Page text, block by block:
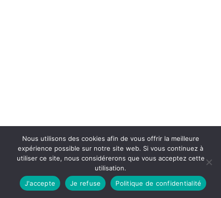
Nous utilisons des cookies afin de vous offrir la meilleure
expérience possible sur notre site web. Si vous continuez à
utiliser ce site, nous considérerons que vous acceptez cette
utilisation.
J'accepte
Je refuse Politique de confidentialité